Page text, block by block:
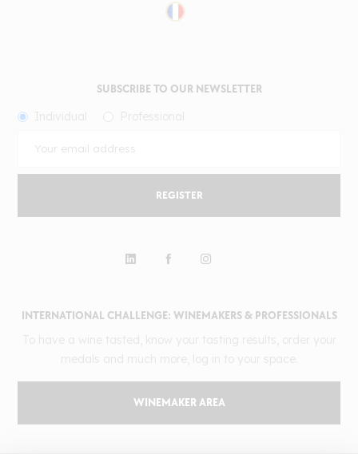
INTERNATIONAL CHALLENGE: WINEMAKERS & PROFESSIONALS
WINEMAKER AREA
SUBSCRIBE TO OUR NEWSLETTER
REGISTER